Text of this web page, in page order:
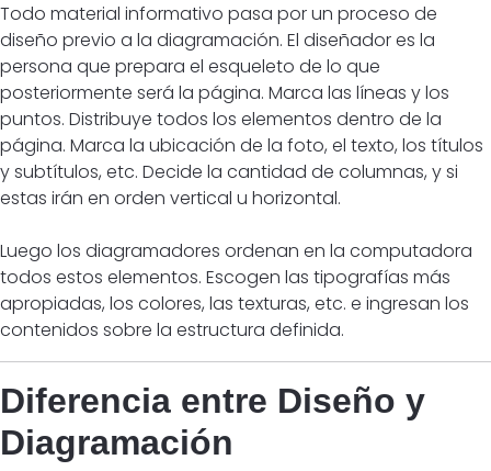
Todo material informativo pasa por un proceso de
diseño previo a la diagramación. El diseñador es la
persona que prepara el esqueleto de lo que
posteriormente será la página. Marca las líneas y los
puntos. Distribuye todos los elementos dentro de la
página. Marca la ubicación de la foto, el texto, los títulos
y subtítulos, etc. Decide la cantidad de columnas, y si
estas irán en orden vertical u horizontal.
Luego los diagramadores ordenan en la computadora
todos estos elementos. Escogen las tipografías más
apropiadas, los colores, las texturas, etc. e ingresan los
contenidos sobre la estructura definida.
Diferencia entre Diseño y
Diagramación